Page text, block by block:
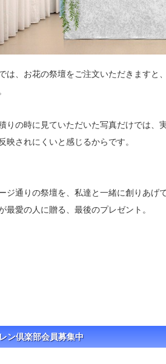
は、お花の祭壇をご注文いただきますと
りの時に見ていただいた写真だけでは、
映されにくいと感じるからです。
ジ通りの祭壇を、私達と一緒に創りあげ
最愛の人に贈る、最後のプレゼント。
ン倶楽部会員募集中